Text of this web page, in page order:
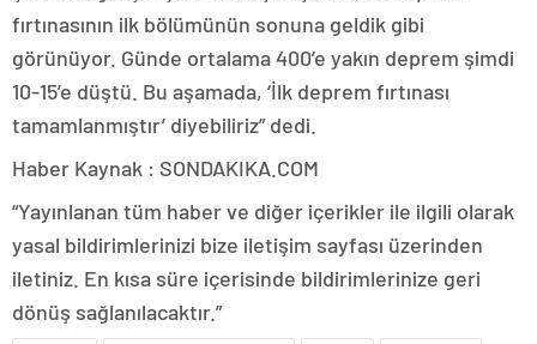
fırtınasının ilk bölümünün sonuna geldik gibi
görünüyor. Günde ortalama 400’e yakın deprem şimdi
10-15’e düştü. Bu aşamada, ‘İlk deprem fırtınası
tamamlanmıştır’ diyebiliriz” dedi.
Haber Kaynak : SONDAKIKA.COM
“Yayınlanan tüm haber ve diğer içerikler ile ilgili olarak
yasal bildirimlerinizi bize iletişim sayfası üzerinden
iletiniz. En kısa süre içerisinde bildirimlerinize geri
dönüş sağlanılacaktır.”